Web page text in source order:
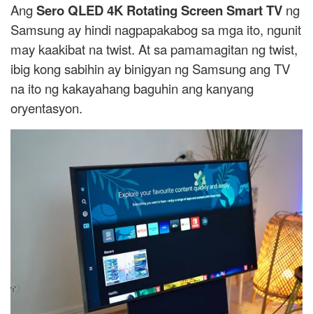
AngSero QLED 4K Rotating Screen Smart TV ng
Samsung ay hindi nagpapakabog sa mga ito, ngunit
may kaakibat na twist. At sa pamamagitan ng twist,
ibig kong sabihin ay binigyan ng Samsung ang TV
na ito ng kakayahang baguhin ang kanyang
oryentasyon.